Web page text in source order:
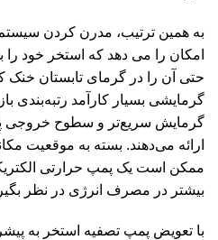
به همین ترتیب، مدرن کردن
امکان را می دهد که استخر خود
حتی آن را در گرمای تابستان خنک
گرمایشی بسیار کارآمد رتبه‌بندی
گرمایش سریع‌تر و سطوح خروجی
ارائه می‌دهند. بسته به موقعیت
ممکن است یک پمپ حرارتی
بیشتر در مصرف انرژی در نظر
با تعویض پمپ تصفیه استخر به